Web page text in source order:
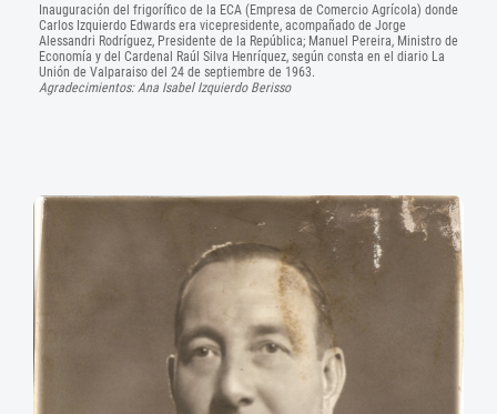
Inauguración del frigorífico de la ECA (Empresa de Comercio Agrícola) donde
Carlos Izquierdo Edwards era vicepresidente, acompañado de Jorge
Alessandri Rodríguez, Presidente de la República; Manuel Pereira, Ministro de
Economía y del Cardenal Raúl Silva Henríquez, según consta en el diario La
Unión de Valparaiso del 24 de septiembre de 1963.
Agradecimientos: Ana Isabel Izquierdo Berisso